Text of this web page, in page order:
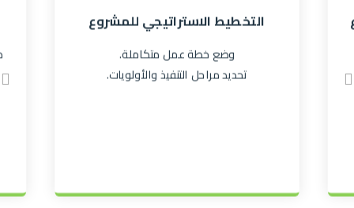
اﻟﺘﺨﻄﻴﻂ اﻻﺳﺘﺮاﺗﻴﺠﻲ ﻟﻠﻤﺸﺮوع
وﺿﻊ ﺧﻄﺔ ﻋﻤﻞ ﻣﺘﻜﺎﻣﻠﺔ.
ﺗﺤﺪﻳﺪ ﻣﺮاﺣﻞ اﻟﺘﻨﻔﻴﺬ واﻷوﻟﻮﻳﺎت.